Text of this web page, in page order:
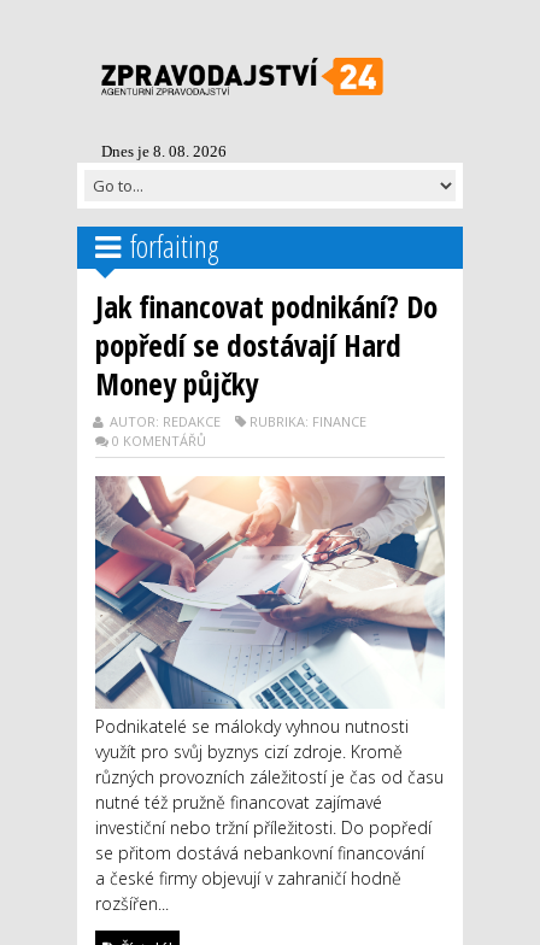
Dnes je 8. 08. 2026
forfaiting
Jak financovat podnikání? Do
popředí se dostávají Hard
Money půjčky
AUTOR: REDAKCE
RUBRIKA: FINANCE
0 KOMENTÁŘŮ
Podnikatelé se málokdy vyhnou nutnosti
využít pro svůj byznys cizí zdroje. Kromě
různých provozních záležitostí je čas od času
nutné též pružně financovat zajímavé
investiční nebo tržní příležitosti. Do popředí
se přitom dostává nebankovní financování
a české firmy objevují v zahraničí hodně
rozšířen...